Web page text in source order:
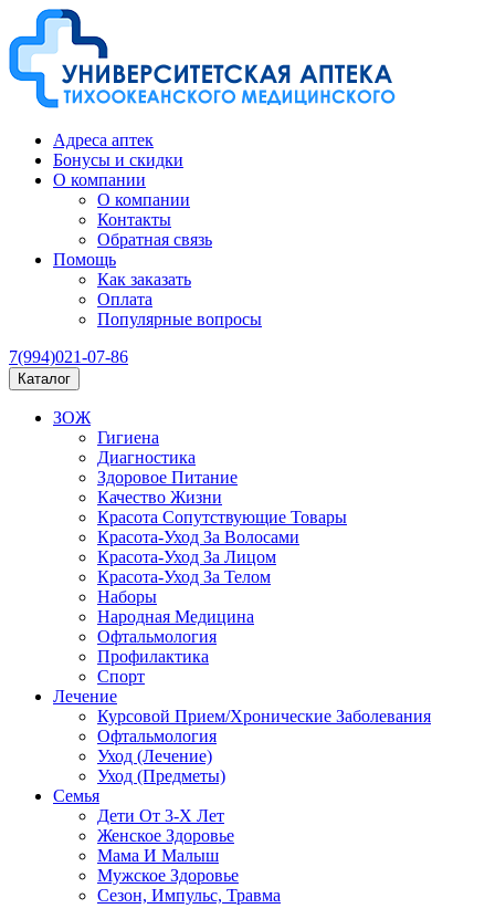
Адреса аптек
Бонусы и скидки
О компании
О компании
Контакты
Обратная связь
Помощь
Как заказать
Оплата
Популярные вопросы
7(994)021-07-86
Каталог
ЗОЖ
Гигиена
Диагностика
Здоровое Питание
Качество Жизни
Красота Сопутствующие Товары
Красота-Уход За Волосами
Красота-Уход За Лицом
Красота-Уход За Телом
Наборы
Народная Медицина
Офтальмология
Профилактика
Спорт
Лечение
Курсовой Прием/Хронические Заболевания
Офтальмология
Уход (Лечение)
Уход (Предметы)
Семья
Дети От 3-Х Лет
Женское Здоровье
Мама И Малыш
Мужское Здоровье
Сезон, Импульс, Травма